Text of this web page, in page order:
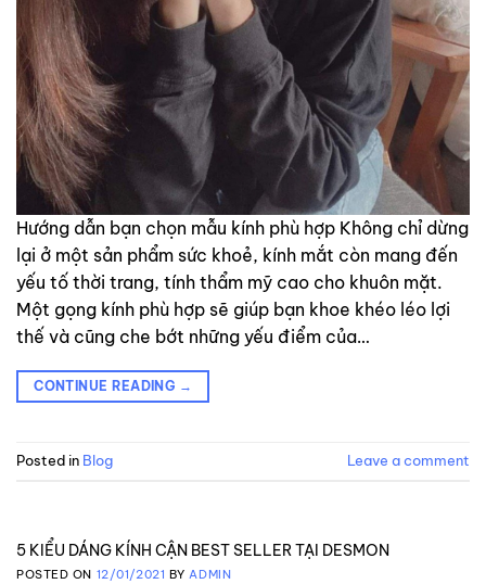
Hướng dẫn bạn chọn mẫu kính phù hợp Không chỉ dừng
lại ở một sản phẩm sức khoẻ, kính mắt còn mang đến
yếu tố thời trang, tính thẩm mỹ cao cho khuôn mặt.
Một gọng kính phù hợp sẽ giúp bạn khoe khéo léo lợi
thế và cũng che bớt những yếu điểm của…
CONTINUE READING →
Posted in Blog Leave a comment
5 KIỂU DÁNG KÍNH CẬN BEST SELLER TẠI DESMON
POSTED ON 12/01/2021 BY ADMIN